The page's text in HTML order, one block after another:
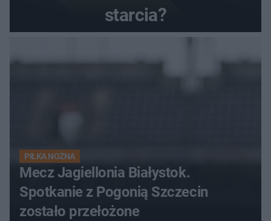
starcia?
PIŁKA NOŻNA
Mecz Jagiellonia Białystok.
Spotkanie z Pogonią Szczecin
zostało przełożone